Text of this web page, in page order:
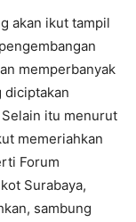
akan ikut tampil
memperbanyak
diciptakan
itu menurut
memeriahkan
Forum
Surabaya,
sambung